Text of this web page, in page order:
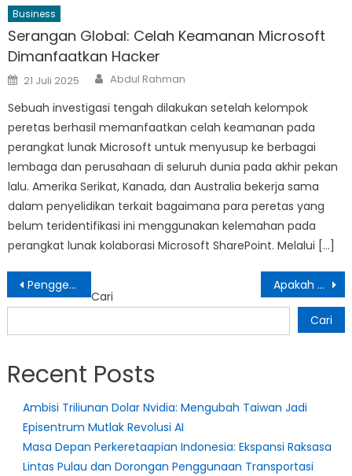
Business
Serangan Global: Celah Keamanan Microsoft
Dimanfaatkan Hacker
Posted
on
21 Juli 2025 Author
Abdul Rahman
Sebuah investigasi tengah dilakukan setelah kelompok
peretas berhasil memanfaatkan celah keamanan pada
perangkat lunak Microsoft untuk menyusup ke berbagai
lembaga dan perusahaan di seluruh dunia pada akhir pekan
lalu. Amerika Serikat, Kanada, dan Australia bekerja sama
dalam penyelidikan terkait bagaimana para peretas yang
belum teridentifikasi ini menggunakan kelemahan pada
perangkat lunak kolaborasi Microsoft SharePoint. Melalui […]
Navigasi
pos
Penggemar Mendukung Seragam Olimpiade Baru Indonesia Apakah Sekarang Waktu yang Tepat untuk Membeli Saham Nvidia?
Cari
Cari
Recent Posts
Ambisi Triliunan Dolar Nvidia: Mengubah Taiwan Jadi
Episentrum Mutlak Revolusi AI
Masa Depan Perkeretaapian Indonesia: Ekspansi Raksasa
Lintas Pulau dan Dorongan Penggunaan Transportasi